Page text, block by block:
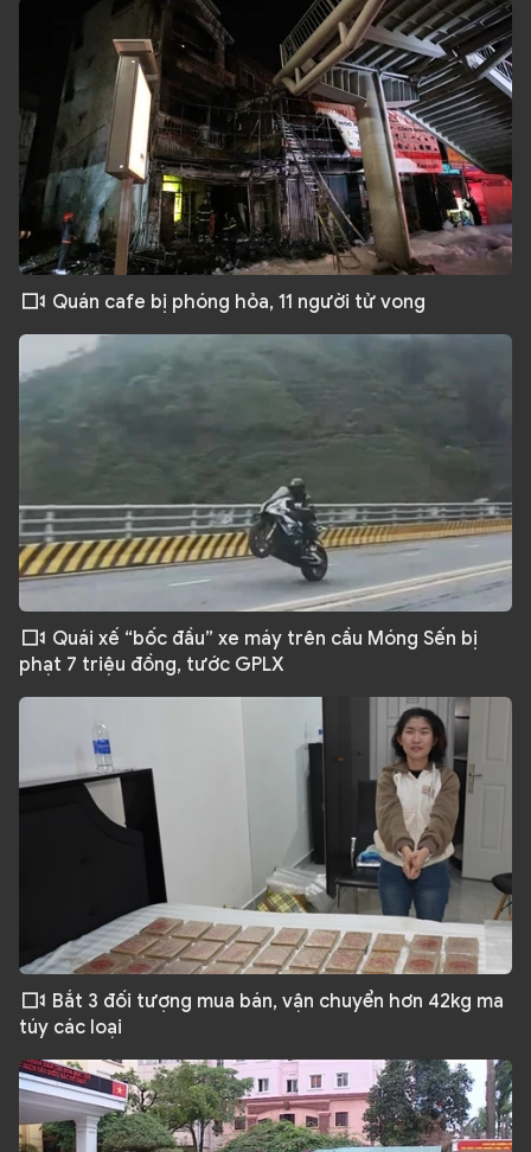
Quán cafe bị phóng hỏa, 11 người tử vong
Quái xế “bốc đầu” xe máy trên cầu Móng Sến bị
phạt 7 triệu đồng, tước GPLX
Bắt 3 đối tượng mua bán, vận chuyển hơn 42kg ma
túy các loại